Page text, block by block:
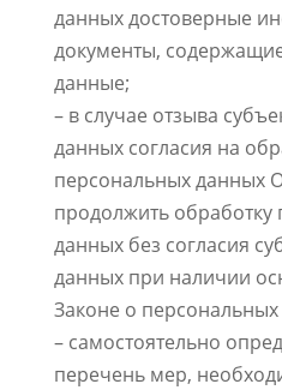
данных достоверные
документы,
данные;
– в случае отзыва
данных согласия на
персональных данных
продолжить обработку
данных без согласия
данных при наличии
Законе о
– самостоятельно
перечень мер,